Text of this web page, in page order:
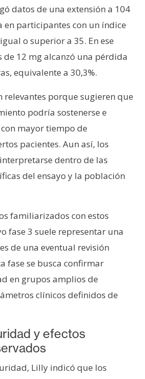
datos de una extensión a 104
en participantes con un índice
o superior a 35. En ese
12 mg alcanzó una pérdida
equivalente a 30,3%.
relevantes porque sugieren que
podría sostenerse e
mayor tiempo de
pacientes. Aun así, los
dentro de las
del ensayo y la población
familiarizados con estos
fase 3 suele representar una
de una eventual revisión
fase se busca confirmar
en grupos amplios de
clínicos definidos de
y efectos
Lilly indicó que los